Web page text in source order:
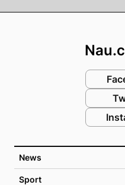
News
Sport